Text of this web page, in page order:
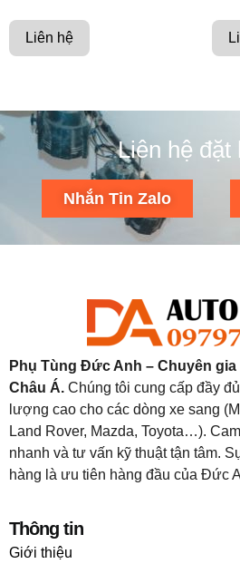
Liên hệ
Liên hệ đặt
Nhắn Tin Zalo
Phụ Tùng Đức Anh – Chuyên
Châu Á. Chúng tôi cung cấp đầy
lượng cao cho các dòng xe sang
Land Rover, Mazda, Toyota…).
nhanh và tư vấn kỹ thuật tận tâm.
hàng là ưu tiên hàng đầu của Đức
Thông tin
Giới thiệu